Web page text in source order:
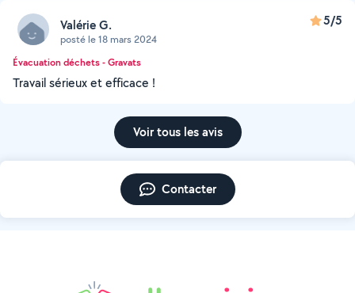
Valérie G.
posté le 18 mars 2024
5/5
Évacuation déchets - Gravats
Travail sérieux et efficace !
Voir tous les avis
Contacter